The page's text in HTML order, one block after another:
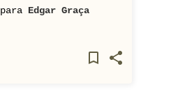
para Edgar Graça